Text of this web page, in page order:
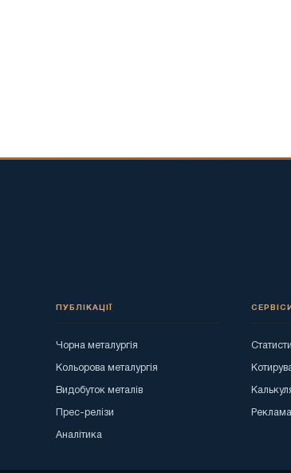
ПУБЛІКАЦІЇ
Чорна металургія
Кольорова металургія
Видобуток металів
Прес-релізи
Аналітика
СЕРВІСИ
Реклама